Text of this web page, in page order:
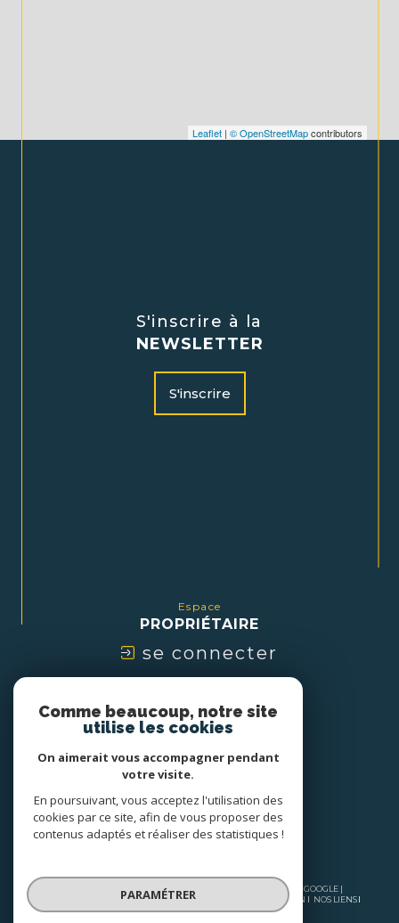
Leaflet | © OpenStreetMapcontributors
S'inscrire à la
NEWSLETTER
S'inscrire
Espace
PROPRIÉTAIRE
se connecter
ADHÉRONS
© 2026 | TOUS DROITS RÉSERVÉS | TRADUCTION POWERED BY GOOGLE |
PLAN DU SITE MENTIONS LÉGALES ADMIN
NOS LIENS
POLITIQUE RGPD
COOKIES
Comme beaucoup, notre site
utilise les cookies
On aimerait vous accompagner pendant
votre visite.
En poursuivant, vous acceptez l'utilisation des
cookies par ce site, afin de vous proposer des
contenus adaptés et réaliser des statistiques !
PARAMÉTRER